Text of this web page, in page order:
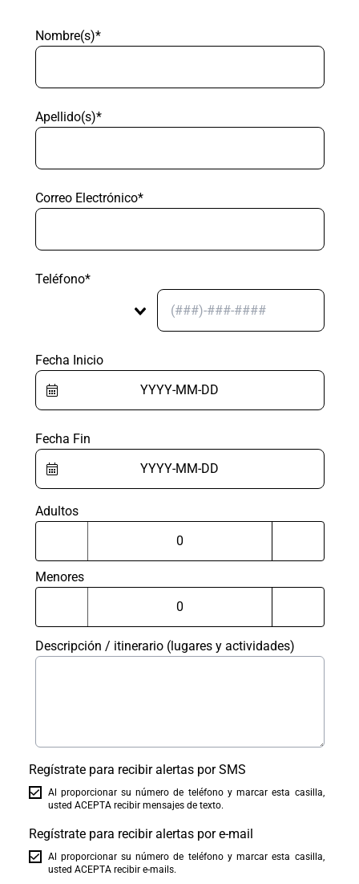
Nombre(s)*
Apellido(s)*
Correo Electrónico*
Teléfono*
Fecha Inicio
Fecha Fin
Adultos
Menores
Descripción / itinerario (lugares y actividades)
Regístrate para recibir alertas por SMS
Al proporcionar su número de teléfono y marcar esta casilla,
usted ACEPTA recibir mensajes de texto.
Regístrate para recibir alertas por e-mail
Al proporcionar su número de teléfono y marcar esta casilla,
usted ACEPTA recibir e-mails.